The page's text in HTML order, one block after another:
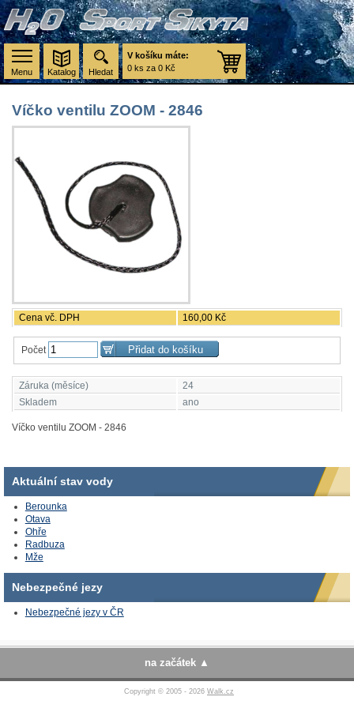
Menu
V košíku máte:
0 ks za 0 Kč
Hledat
Víčko ventilu ZOOM - 2846
Cena vč. DPH 160,00 Kč
Počet
Záruka (měsíce)
24
Skladem
ano
Víčko ventilu ZOOM - 2846
Katalog
Aktuální stav vody
Berounka
Otava
Ohře
Radbuza
Mže
Nebezpečné jezy
Nebezpečné jezy v ČR
na začátek
Copyright © 2005 - 2026 Walk.cz